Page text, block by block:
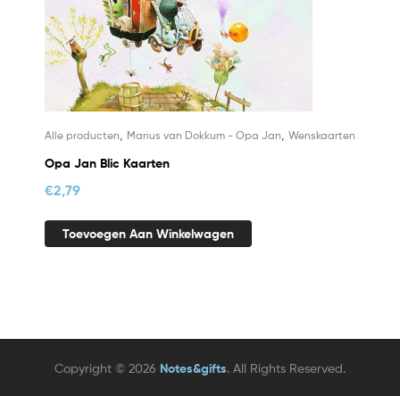
Alle producten Marius van Dokkum - Opa Jan Wenskaarten
Opa Jan Blic Kaarten
€2,79
Toevoegen Aan Winkelwagen
Copyright © 2026 Notes&gifts. All Rights Reserved.